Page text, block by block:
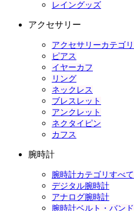
レイングッズ
アクセサリー
アクセサリーカテゴ
ピアス
イヤーカフ
リング
ネックレス
ブレスレット
アンクレット
ネクタイピン
カフス
腕時計
腕時計カテゴリすべて
デジタル腕時計
アナログ腕時計
腕時計ベルト・バンド